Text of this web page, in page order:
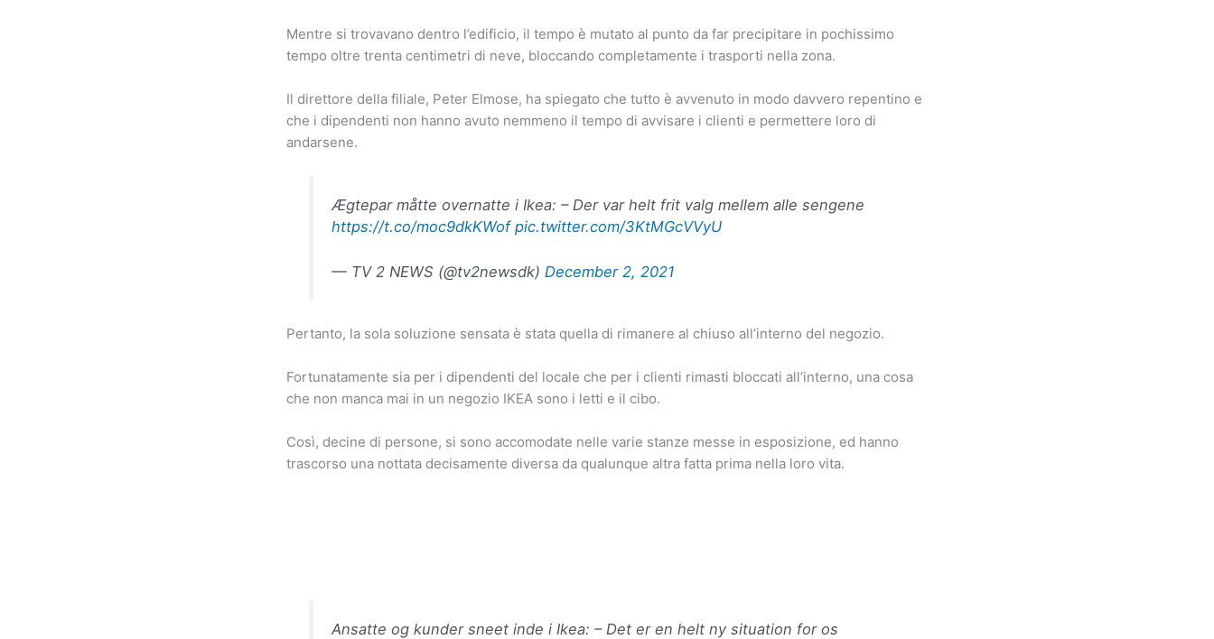
Mentre si trovavano dentro l’edificio, il tempo è mutato al punto da far precipitare in pochissimo
tempo oltre trenta centimetri di neve, bloccando completamente i trasporti nella zona.
Il direttore della filiale, Peter Elmose, ha spiegato che tutto è avvenuto in modo davvero repentino e
che i dipendenti non hanno avuto nemmeno il tempo di avvisare i clienti e permettere loro di
andarsene.
Ægtepar måtte overnatte i Ikea: – Der var helt frit valg mellem alle sengene
https://t.co/moc9dkKWof pic.twitter.com/3KtMGcVVyU
— TV 2 NEWS (@tv2newsdk) December 2, 2021
Pertanto, la sola soluzione sensata è stata quella di rimanere al chiuso all’interno del negozio.
Fortunatamente sia per i dipendenti del locale che per i clienti rimasti bloccati all’interno, una cosa
che non manca mai in un negozio IKEA sono i letti e il cibo.
Così, decine di persone, si sono accomodate nelle varie stanze messe in esposizione, ed hanno
trascorso una nottata decisamente diversa da qualunque altra fatta prima nella loro vita.
Ansatte og kunder sneet inde i Ikea: – Det er en helt ny situation for os